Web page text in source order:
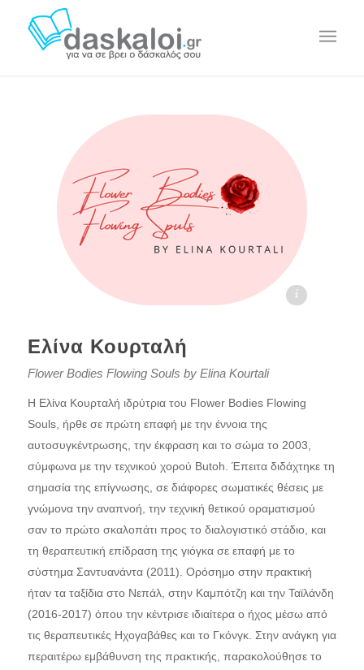
Ελίνα Κουρταλή daskaloi.gr
Ελίνα Κουρταλή
Flower Bodies Flowing Souls by Elina Kourtali
Η Ελίνα Κουρταλή ιδρύτρια του Flower Bodies Flowing
Souls, ήρθε σε πρώτη επαφή με την έννοια της
αυτοσυγκέντρωσης, την έκφραση και το σώμα το 2003,
σύμφωνα με την τεχνικού χορού Butoh. Έπειτα διδάχτηκε τη
σημασία της επίγνωσης, σε διάφορες σωματικές θέσεις με
γνώμονα την αναπνοή, την τεχνική θετικού οραματισμού
σαν το πρώτο σκαλοπάτι προς το διαλογιστικό στάδιο, και
τη θεραπευτική επίδραση της γιόγκα σε επαφή με το
σύστημα Σαντυανάντα (2011). Ορόσημο στην πρακτική
ήταν τα ταξίδια στο Νεπάλ, στην Καμπότζη και την Ταϊλάνδη
(2016-2017) όπου την κέντρισε ιδιαίτερα ο ήχος μέσω από
τις θεραπευτικές Ηχογαβάθες και το Γκόνγκ. Στην ανάγκη για
περαιτέρω εμβάθυνση της πρακτικής, παρακολούθησε το